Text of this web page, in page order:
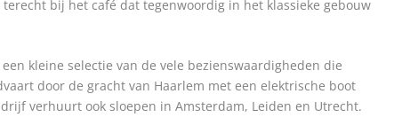
bij het café dat tegenwoordig in het klassieke gebouw
kleine selectie van de vele bezienswaardigheden die
door de gracht van Haarlem met een elektrische boot
verhuurt ook sloepen in Amsterdam, Leiden en Utrecht.